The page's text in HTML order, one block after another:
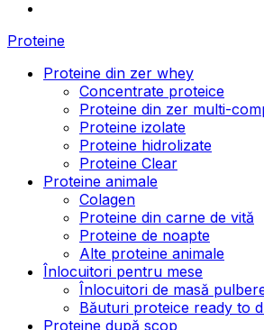
Proteine
Proteine din zer whey
Concentrate proteice
Proteine din zer multi-
Proteine izolate
Proteine hidrolizate
Proteine Clear
Proteine animale
Colagen
Proteine din carne de vită
Proteine de noapte
Alte proteine animale
Înlocuitori pentru mese
Înlocuitori de masă
Băuturi proteice ready to
Proteine după scop